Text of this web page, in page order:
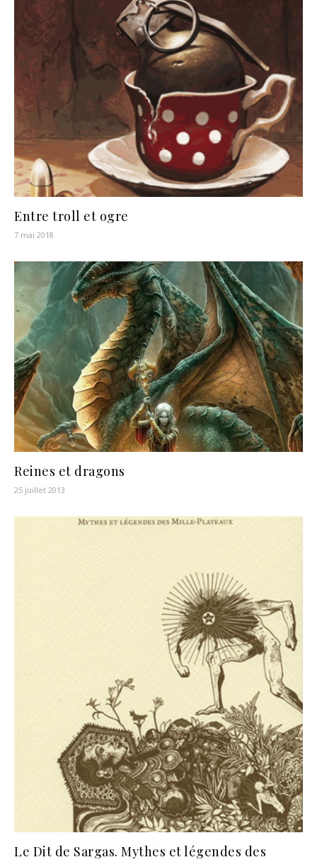
Entre troll et ogre
7 mai 2018
Reines et dragons
25 juillet 2013
Le Dit de Sargas. Mythes et légendes des